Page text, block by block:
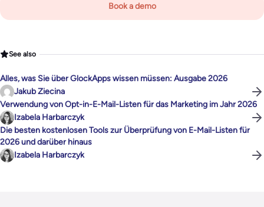
Book a demo
See also
Alles, was Sie über GlockApps wissen müssen: Ausgabe 2026
Jakub Ziecina
Verwendung von Opt-in-E-Mail-Listen für das Marketing im Jahr 2026
Izabela Harbarczyk
Die besten kostenlosen Tools zur Überprüfung von E-Mail-Listen für
2026 und darüber hinaus
Izabela Harbarczyk